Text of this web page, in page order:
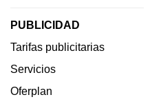
PUBLICIDAD
Tarifas publicitarias
Servicios
Oferplan